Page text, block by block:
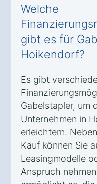
Welche
gibt es für
Hoikendorf?
Es gibt
Gabelstapler, um
Unternehmen in
erleichtern.
Kauf können Sie
Leasingmodelle
Anspruch